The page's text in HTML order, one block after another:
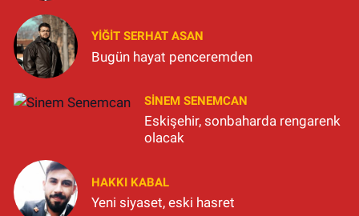
YIĞIT SERHAT ASAN
Bugün hayat penceremden
SINEM SENEMCAN
Eskişehir, sonbaharda rengarenk
olacak
HAKKI KABAL
Yeni siyaset, eski hasret